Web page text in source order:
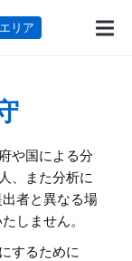
スタマー・エリ
や国による分
、また分析に
者と異なる場
しません。
するために